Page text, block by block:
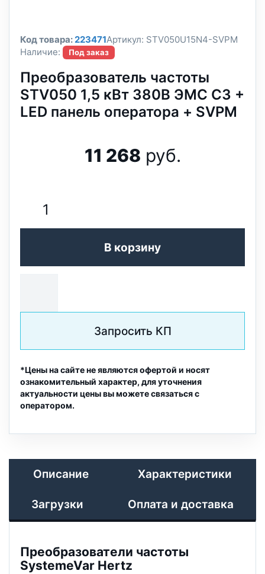
Код товара:223471Артикул: STV050U15N4-SVPM
Наличие:
Под заказ
Преобразователь частоты
STV050 1,5 кВт 380В ЭМС С3 +
LED панель оператора + SVPM
11 268 руб.
В корзину
Запросить КП
*Цены на сайте не являются офертой и носят
ознакомительный характер, для уточнения
актуальности цены вы можете связаться с
оператором.
Описание Характеристики
Загрузки Оплата и доставка
Преобразователи частоты
SystemeVar Hertz